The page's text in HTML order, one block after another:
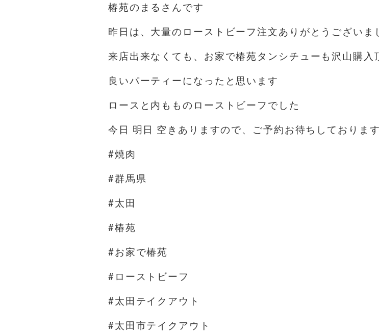
椿苑のまるさんです
昨日は、大量のローストビーフ注文ありがとうございま
来店出来なくても、お家で椿苑タンシチューも沢山購入
良いパーティーになったと思います
ロースと内もものローストビーフでした
今日 明日 空きありますので、ご予約お待ちしております
#焼肉
#群馬県
#太田
#椿苑
#お家で椿苑
#ローストビーフ
#太田テイクアウト
#太田市テイクアウト